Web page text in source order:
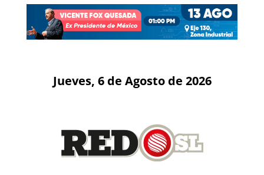
Jueves, 6 de Agosto de 2026